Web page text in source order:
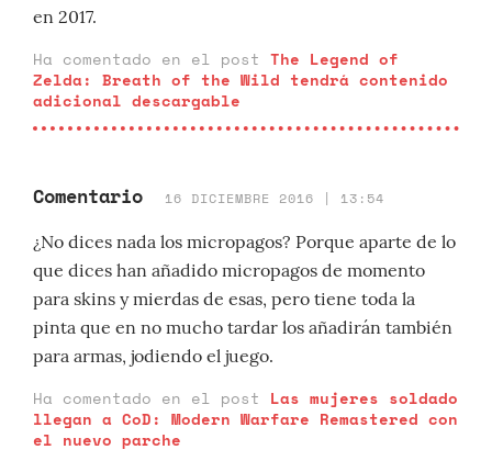
en 2017.
Ha comentado en el post The Legend of
Zelda: Breath of the Wild tendrá contenido
adicional descargable
Comentario 16 DICIEMBRE 2016 | 13:54
¿No dices nada los micropagos? Porque aparte de lo
que dices han añadido micropagos de momento
para skins y mierdas de esas, pero tiene toda la
pinta que en no mucho tardar los añadirán también
para armas, jodiendo el juego.
Ha comentado en el post Las mujeres soldado
llegan a CoD: Modern Warfare Remastered con
el nuevo parche